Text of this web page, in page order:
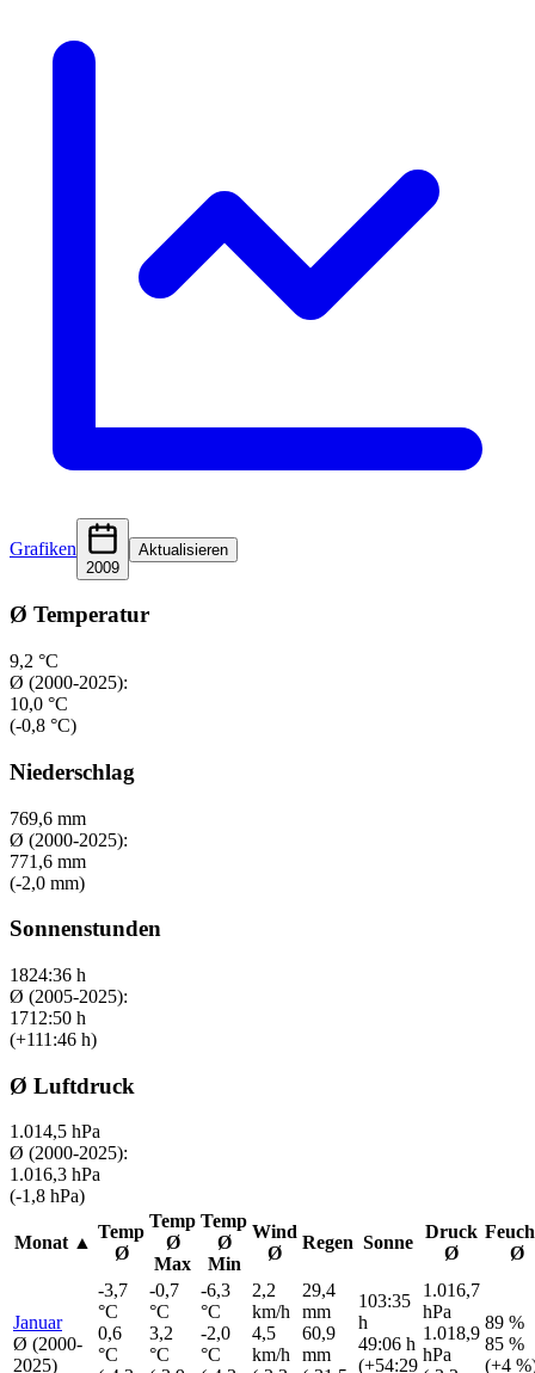
Grafiken
2009
Aktualisieren
Ø Temperatur
9,2 °C
Ø (2000-2025):
10,0 °C
(-0,8 °C)
Niederschlag
769,6 mm
Ø (2000-2025):
771,6 mm
(-2,0 mm)
Sonnenstunden
1824:36 h
Ø (2005-2025):
1712:50 h
(+111:46 h)
Ø Luftdruck
1.014,5 hPa
Ø (2000-2025):
1.016,3 hPa
(-1,8 hPa)
Monat ▲
Temp
Ø
Temp
Ø
Max
Temp
Ø
Min
Wind
Ø
Regen Sonne
Druck
Ø
Ø
Januar
Ø (2000-
2025)
-3,7
°C
0,6
°C
-0,7
°C
3,2
°C
-6,3
°C
-2,0
°C
2,2
km/h
4,5
km/h
29,4
mm
60,9
mm
103:35
h
49:06 h
(+54:29
1.016,7
hPa
1.018,9
hPa
89 %
85 %
(+4